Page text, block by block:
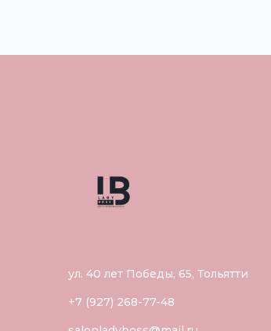
ул. 40 лет Победы, 65, Тольятти
+7 (927) 268-77-48